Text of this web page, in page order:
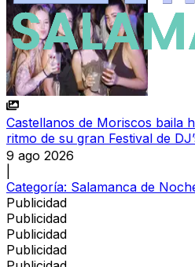
Castellanos de Moriscos baila
ritmo de su gran Festival de
9 ago 2026
Categoría: Salamanca de
Publicidad
Publicidad
Publicidad
Publicidad